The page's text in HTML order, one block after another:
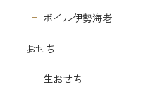
ボイル伊勢海老
おせち
生おせち